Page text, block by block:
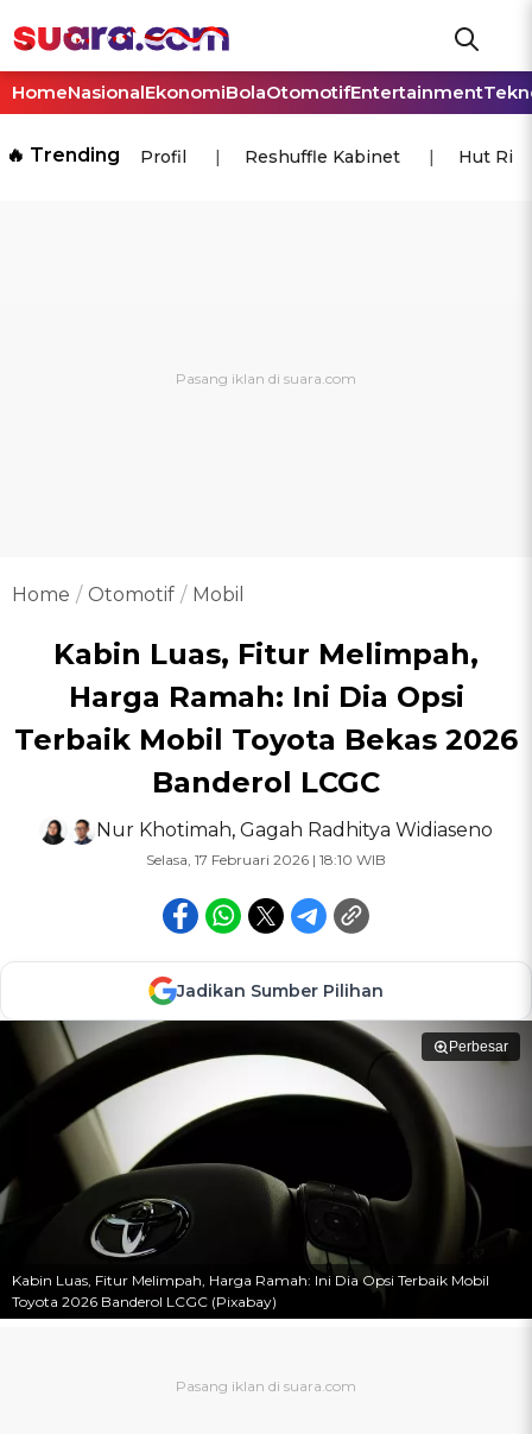
HomeNasionalEkonomiBolaOtomotifEntertainment
🔥 Trending Profil Reshuffle Kabinet Hut Ri
Home Otomotif Mobil
Kabin Luas, Fitur Melimpah,
Harga Ramah: Ini Dia Opsi
Terbaik Mobil Toyota Bekas 2026
Banderol LCGC
Nur Khotimah, Gagah Radhitya Widiaseno
Selasa, 17 Februari 2026 | 18:10 WIB
Jadikan Sumber Pilihan
Perbesar
Kabin Luas, Fitur Melimpah, Harga Ramah: Ini Dia Opsi Terbaik Mobil
Toyota 2026 Banderol LCGC (Pixabay)